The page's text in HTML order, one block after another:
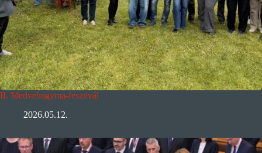
II. Medvehagyma-fesztivál
2026.05.12.